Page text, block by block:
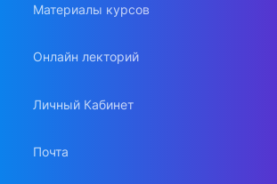
Материалы курсов
Онлайн лекторий
Личный Кабинет
Почта